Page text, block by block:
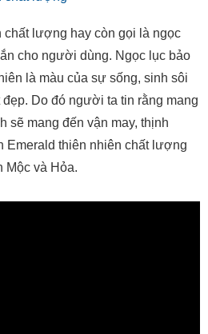
chất lượng hay còn gọi là ngọc
cho người dùng. Ngọc lục bảo
là màu của sự sống, sinh sôi
Do đó người ta tin rằng mang
sẽ mang đến vận may, thịnh
thiên nhiên chất lượng
Mộc và Hỏa.